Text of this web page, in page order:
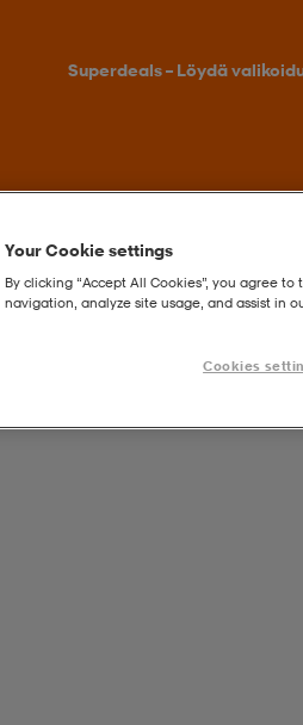
Superdeals – Löydä
Your Cookie settings
By clicking “Accept All Cookies”, you agree
navigation, analyze site usage, and assist in
Cookies